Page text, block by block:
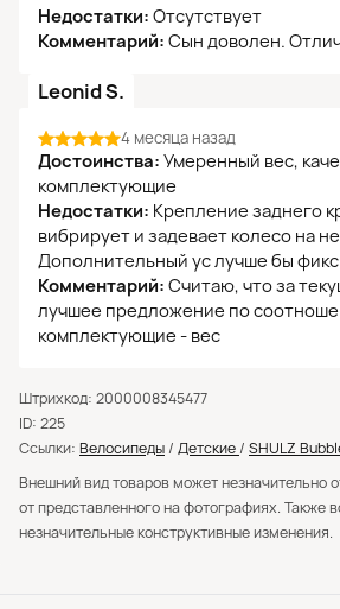
Недостатки: Отсутствует
Комментарий: Сын доволен.
Leonid S.
4 месяца назад
Достоинства: Умеренный вес,
комплектующие
Недостатки: Крепление заднего
вибрирует и задевает колесо на
Дополнительный ус лучше бы
Комментарий: Считаю, что за
лучшее предложение по
комплектующие - вес
Штрихкод: 2000008345477
ID: 225
Ссылки: Велосипеды / Детские / SHULZ
Внешний вид товаров может незначительно
от представленного на фотографиях. Также
незначительные конструктивные изменения.